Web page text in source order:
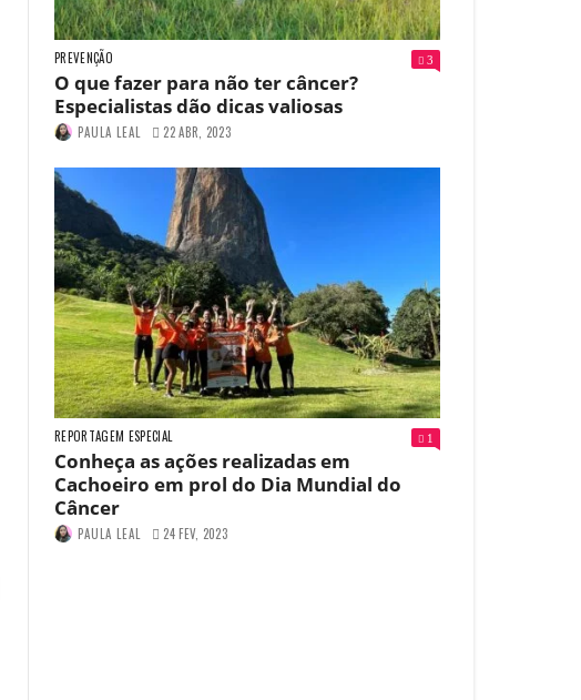
PREVENÇÃO 3
O que fazer para não ter câncer?
Especialistas dão dicas valiosas
PAULA LEAL 22 ABR, 2023
REPORTAGEM ESPECIAL 1
Conheça as ações realizadas em
Cachoeiro em prol do Dia Mundial do
Câncer
PAULA LEAL 24 FEV, 2023